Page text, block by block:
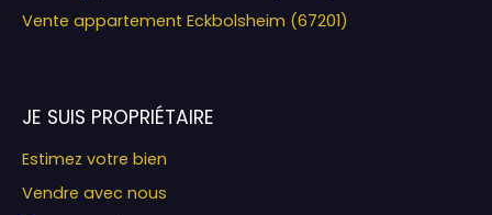
Vente appartement Eckbolsheim (67201)
JE SUIS PROPRIÉTAIRE
Estimez votre bien
Vendre avec nous